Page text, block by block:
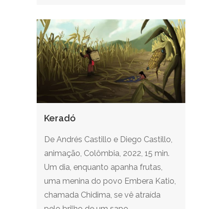
Keradó
De Andrés Castillo e Diego Castillo,
animação, Colômbia, 2022, 15 min.
Um dia, enquanto apanha frutas,
uma menina do povo Embera Katio,
chamada Chidima, se vê atraída